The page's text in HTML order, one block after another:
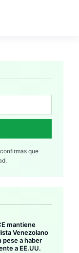
que
mantiene
Venezolano
pese a haber
a EE.UU.